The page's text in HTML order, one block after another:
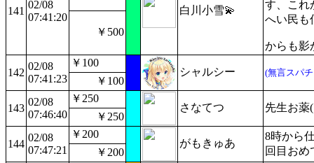
141
02/08
07:41:20
白川小雪💫
す、これ
へい民も
からも影
￥500
142
02/08
07:41:23
￥100
シャルシー (無言スパ
￥100
143
02/08
07:46:40
￥250
さなてつ 先生お薬
￥250
144
02/08
07:47:21
￥200
がもきゅあ
8時から
回目おめ
￥200